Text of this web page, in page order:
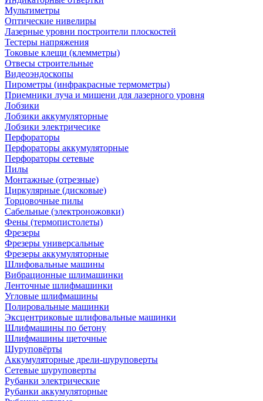
Мультиметры
Оптические нивелиры
Лазерные уровни построители плоскостей
Тестеры напряжения
Токовые клещи (клемметры)
Отвесы строительные
Видеоэндоскопы
Пирометры (инфракрасные термометры)
Приемники луча и мишени для лазерного уровня
Лобзики
Лобзики аккумуляторные
Лобзики электричесике
Перфораторы
Перфораторы аккумуляторные
Перфораторы сетевые
Пилы
Монтажные (отрезные)
Циркулярные (дисковые)
Торцовочные пилы
Сабельные (электроножовки)
Фены (термопистолеты)
Фрезеры
Фрезеры универсальные
Фрезеры аккумуляторные
Шлифовальные машины
Вибрационные шлимашинки
Ленточные шлифмашинки
Угловые шлифмашины
Полировальные машинки
Эксцентриковые шлифовальные машинки
Шлифмашины по бетону
Шлифмашины щеточные
Шуруповёрты
Аккумуляторные дрели-шуруповерты
Сетевые шуруповерты
Рубанки электрические
Рубанки аккумуляторные